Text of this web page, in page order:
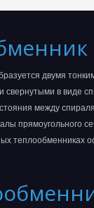
двумя
свернутыми в виде
между
прямоугольного
теплообменниках